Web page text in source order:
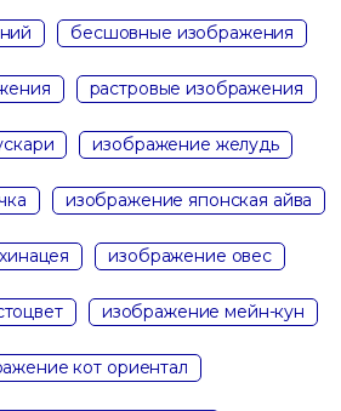
бесшовные изображения
растровые изображения
изображение желудь
изображение японская айва
изображение овес
изображение мейн-кун
кот ориентал